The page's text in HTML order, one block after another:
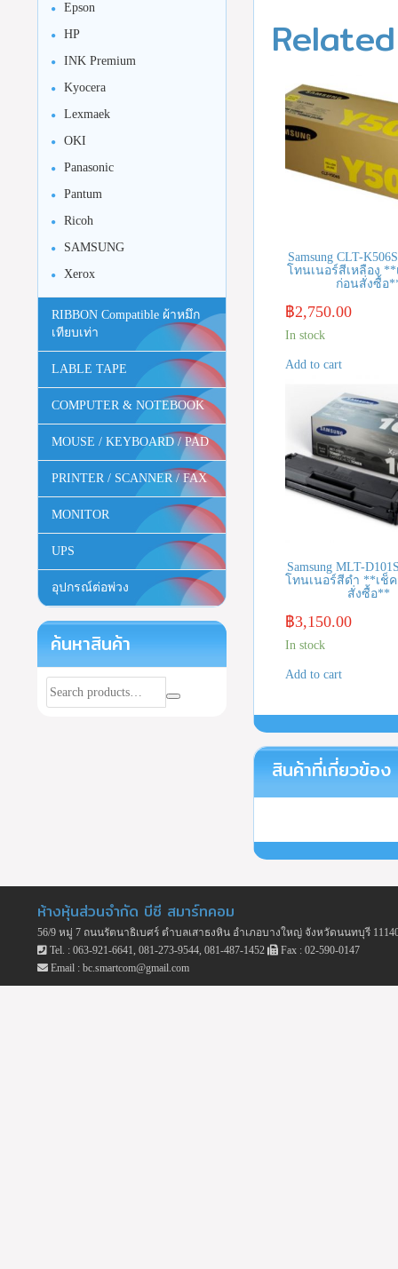
Samsung CLT-
โทนเนอร์สีเหลือง
ก่อนสั่งซื้อ
฿2,750.00
In stock
Add to cart
Samsung MLT-
โทนเนอร์สีดำ **เช็
สั่งซื้อ**
฿3,150.00
In stock
Add to cart
สินค้าที่เกี่ยวข้อง
Epson
HP
INK Premium
Kyocera
Lexmaek
OKI
Panasonic
Pantum
Ricoh
SAMSUNG
Xerox
RIBBON Compatible ผ้าหมึก
เทียบเท่า
LABLE TAPE
COMPUTER & NOTEBOOK
MOUSE / KEYBOARD / PAD
PRINTER / SCANNER / FAX
MONITOR
UPS
อุปกรณ์ต่อพ่วง
ค้นหาสินค้า
ห้างหุ้นส่วนจำกัด บีซี สมาร์ทคอม
56/9 หมู่ 7 ถนนรัตนาธิเบศร์ ตำบลเสาธงหิน อำเภอบางใหญ่ จังหวัดนนทบุรี
Tel. : 063-921-6641, 081-273-9544, 081-487-1452
Fax : 02-590-0147
Email : bc.smartcom@gmail.com